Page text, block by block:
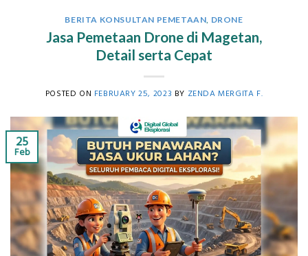
BERITA KONSULTAN PEMETAAN DRONE
Jasa Pemetaan Drone di Magetan,
Detail serta Cepat
POSTED ON FEBRUARY 25, 2023 BY ZENDA MERGITA F.
25
Feb